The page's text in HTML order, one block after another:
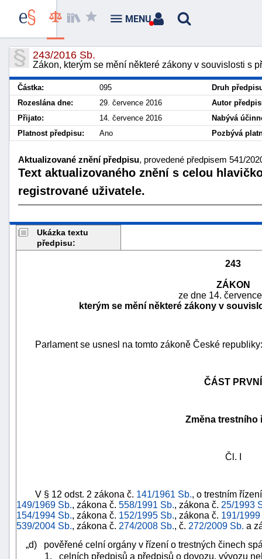
243/2016 Sb.
Zákon, kterým se mění některé zákony v souvislosti s
Částka: 095
Druh
Rozeslána dne:
29. července 2016
Autor
Přijato:
14. července 2016
Nabývá
Platnost předpisu:
Ano Pozbývá
Aktualizované znění předpisu, provedené předpisem 541/
Text aktualizovaného znění s celou
registrované uživatele.
Ukázka textu
předpisu:
243
ZÁKON
ze dne 14.
kterým se mění některé zákony v
Parlament se usnesl na tomto zákoně České republiky:
ČÁST PRVNÍ
Změna trestního
Čl. I
V § 12 odst. 2 zákona č. 141/1961 Sb., o trestním
149/1969 Sb., zákona č. 558/1991 Sb., zákona č. 25/1993
154/1994 Sb., zákona č. 152/1995 Sb., zákona č. 191/1999
539/2004 Sb., zákona č. 274/2008 Sb., č. 272/2009 Sb. a
„d) pověřené celní orgány v řízení o trestných činech
1. celních předpisů a předpisů o dovozu, vývozu
MENU